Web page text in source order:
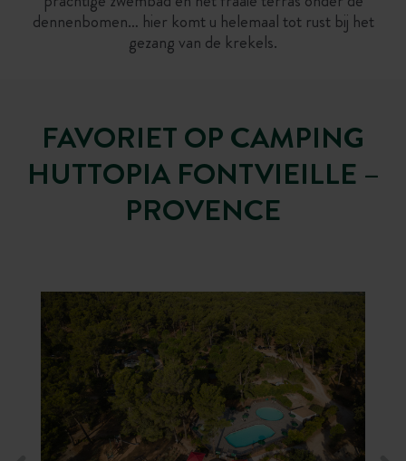
dennenbomen… hier komt u helemaal tot rust bij het
gezang van de krekels.
FAVORIET OP CAMPING
HUTTOPIA FONTVIEILLE –
PROVENCE